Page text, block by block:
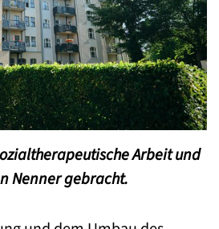
Arbeit und
Nenner gebracht.